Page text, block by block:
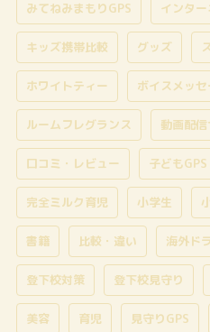
みてねみまもりGPS インタ
キッズ携帯比較 グッズ
ホワイトティー ボイスメッセ
ルームフレグランス 動画配
口コミ・レビュー 子どもGPS
完全ミルク育児 小学生
書籍 比較・違い 海外ド
登下校対策 登下校見守り
美容 育児 見守りGPS